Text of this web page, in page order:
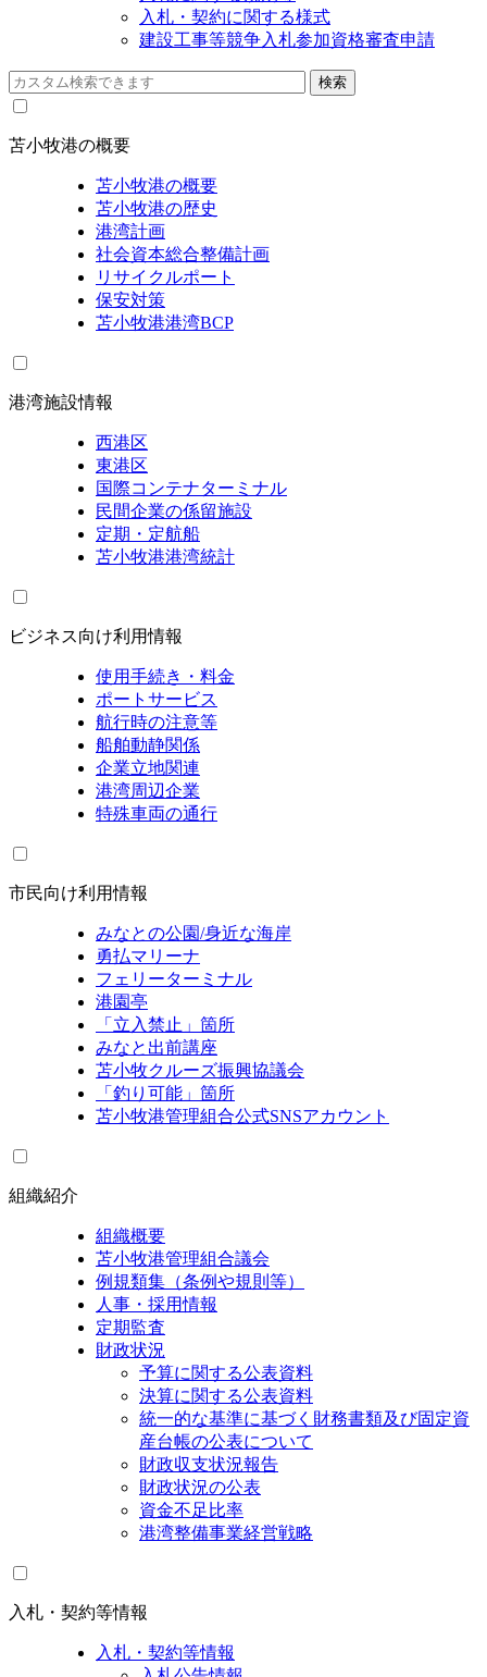
入札・契約に関する様式
建設工事等競争入札参加資格審査申請
苫小牧港の概要
苫小牧港の概要
苫小牧港の歴史
港湾計画
社会資本総合整備計画
リサイクルポート
保安対策
苫小牧港港湾BCP
港湾施設情報
西港区
東港区
国際コンテナターミナル
民間企業の係留施設
定期・定航船
苫小牧港港湾統計
ビジネス向け利用情報
使用手続き・料金
ポートサービス
航行時の注意等
船舶動静関係
企業立地関連
港湾周辺企業
特殊車両の通行
市民向け利用情報
みなとの公園/身近な海岸
勇払マリーナ
フェリーターミナル
港園亭
「立入禁止」箇所
みなと出前講座
苫小牧クルーズ振興協議会
「釣り可能」箇所
苫小牧港管理組合公式SNSアカウント
組織紹介
組織概要
苫小牧港管理組合議会
例規類集（条例や規則等）
人事・採用情報
定期監査
財政状況
予算に関する公表資料
決算に関する公表資料
統一的な基準に基づく財務書類及び固定資
産台帳の公表について
財政収支状況報告
財政状況の公表
資金不足比率
港湾整備事業経営戦略
入札・契約等情報
入札・契約等情報